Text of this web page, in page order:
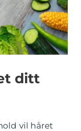
ditt
vil håret